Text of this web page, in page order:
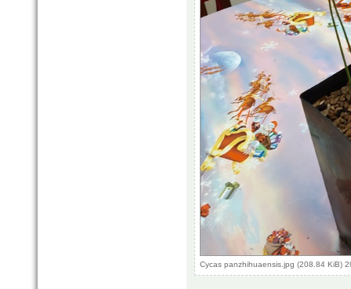
Cycas panzhihuaensis.jpg (208.84 KiB)